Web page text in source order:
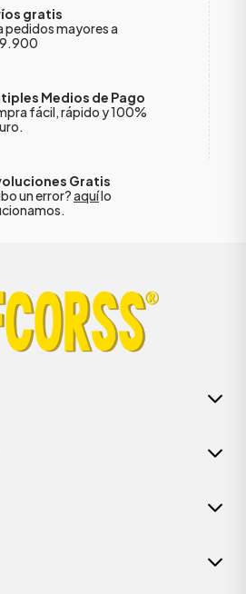
gratis
pedidos mayores a
Medios de Pago
fácil, rápido y 100%
Gratis
un error?aquílo